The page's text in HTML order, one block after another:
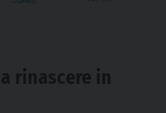
rinascere in